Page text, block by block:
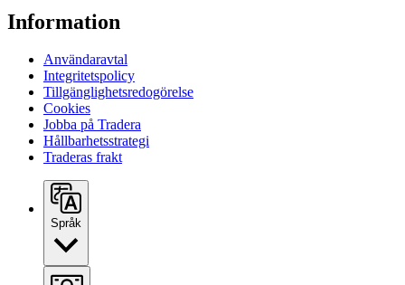
Information
Användaravtal
Integritetspolicy
Tillgänglighetsredogörelse
Cookies
Jobba på Tradera
Hållbarhetsstrategi
Traderas frakt
Språk